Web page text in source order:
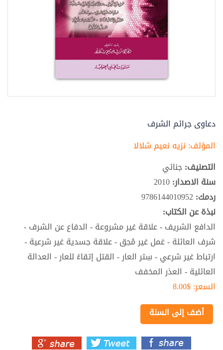
دعاوى جرائم الشرف
المؤلف: نزيه نعيم شلالا
التصنيف:جنائي
سنة الاصدار:2010
ردمك: 9786144010952
نبذة عن الكتاب:
الدافع الشريف - علاقة غير مشروعة - الدفاع عن الشرف -
شرف العائلة - عَمل غير مُحِق - علاقة جسدية غير شرعية -
ارتباط غير شرعي - سِتر العار - القتل إتقاءً للعار - العدالة
العائلية - العذر المخفف
السعر:$8.00
أضف إلى السلة